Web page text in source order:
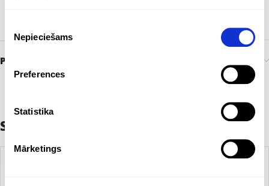
izvēle
Nepieciešams
Preferences
Statistika
Mārketings
Preces pasūtīšana un piegāde
Saistītie produkti